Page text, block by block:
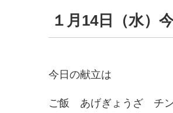
１月14日（水）
今日の献立は
ご飯 あげぎょうざ チ